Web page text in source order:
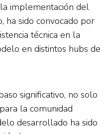
implementación del
ha sido convocado por
técnica en la
en distintos hubs de
significativo, no solo
la comunidad
desarrollado ha sido